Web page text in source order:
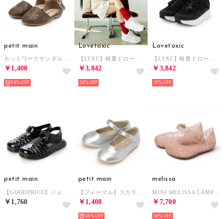
petit main
￥1,408
60%
Lovetoxic
￥3,842
30%
Lovetoxic
￥3,842
30%
petit main
￥1,760
petit main
￥1,408
60%
melissa
MINI MELISSA CAMPANA PAPEL BB （GLITTER PINK）
￥7,700
30%